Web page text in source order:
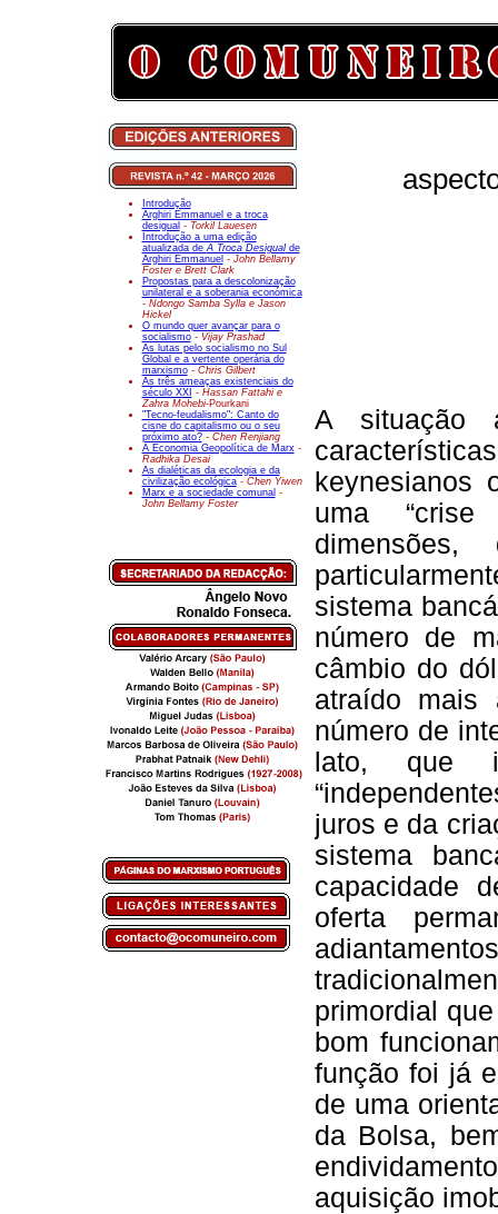
Introdução
Arghiri Emmanuel e a troca
desigual - Torkil Lauesen
Introdução a uma edição
atualizada deA Troca Desigualde
Arghiri Emmanuel - John Bellamy
Foster e Brett Clark
Propostas para a descolonização
unilateral e a soberania económica
- Ndongo Samba Sylla e Jason
Hickel
O mundo quer avançar para o
socialismo- Vijay Prashad
As lutas pelo socialismo no Sul
Global e a vertente operária do
marxismo- Chris Gilbert
As três ameaças existenciais do
século XXI - Hassan Fattahi e
Zahra Mohebi-Pourkani
"Tecno-feudalismo": Canto do
cisne do capitalismo ou o seu
próximo ato? - Chen Renjiang
A Economia Geopolítica de Marx-
Radhika Desai
As dialéticas da ecologia e da
civilização ecológica - Chen Yiwen
Marx e a sociedade comunal -
John Bellamy Foster
A situação
keynesianos
uma “crise
sistema
número de
câmbio do
atraído mais
número de
lato, que
juros e da
sistema
capacidade
oferta
primordial
bom
função foi já
de uma
da Bolsa,
aquisição